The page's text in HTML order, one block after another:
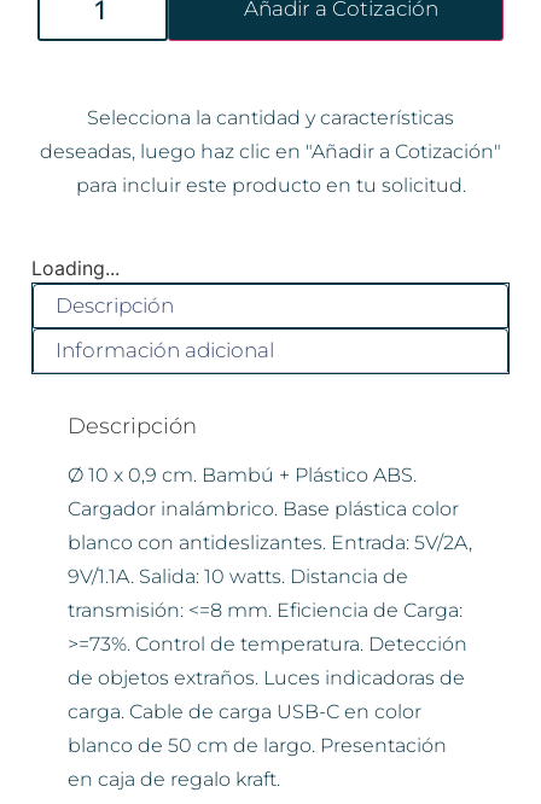
Añadir a Cotización
Selecciona la cantidad y características
deseadas, luego haz clic en "Añadir a Cotización"
para incluir este producto en tu solicitud.
Loading...
Descripción
Información adicional
Descripción
Ø 10 x 0,9 cm. Bambú + Plástico ABS.
Cargador inalámbrico. Base plástica color
blanco con antideslizantes. Entrada: 5V/2A,
9V/1.1A. Salida: 10 watts. Distancia de
transmisión: <=8 mm. Eficiencia de Carga:
>=73%. Control de temperatura. Detección
de objetos extraños. Luces indicadoras de
carga. Cable de carga USB-C en color
blanco de 50 cm de largo. Presentación
en caja de regalo kraft.